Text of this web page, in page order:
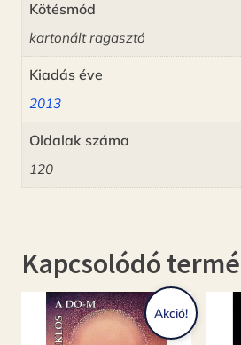
Kötésmód
kartonált ragasztó
Kiadás éve
2013
Oldalak száma
120
Kapcsolódó
Akció!